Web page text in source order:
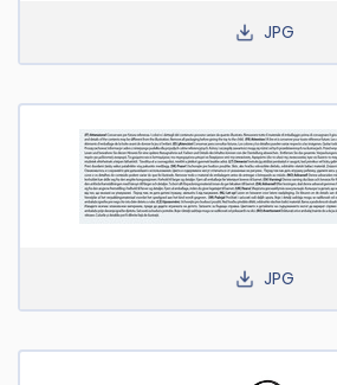
JPG
JPG